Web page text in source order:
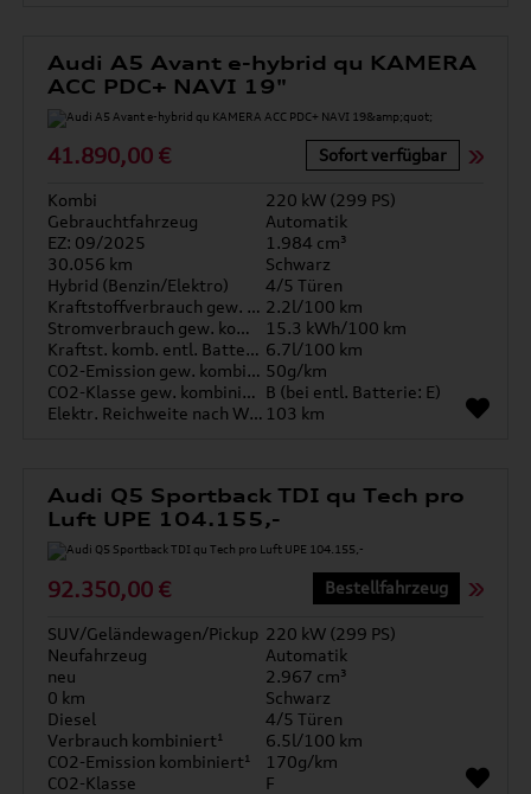
Audi A5 Avant e-hybrid qu KAMERA
ACC PDC+ NAVI 19"
41.890,00 € Sofort verfügbar
Kombi
220 kW (299 PS)
Gebrauchtfahrzeug
Automatik
EZ: 09/2025
1.984 cm³
30.056 km
Schwarz
Hybrid (Benzin/Elektro)
4/5 Türen
Kraftstoffverbrauch gew. kombiniert 2.2l/100 km
Stromverbrauch gew. kombiniert
15.3 kWh/100 km
Kraftst. komb. entl. Batterie 6.7l/100 km
CO2-Emission gew. kombiniert 50g/km
CO2-Klasse gew. kombiniert B (bei entl. Batterie: E)
Elektr. Reichweite nach WLTP* 103 km
Audi Q5 Sportback TDI qu Tech pro
Luft UPE 104.155,-
92.350,00 € Bestellfahrzeug
SUV/Geländewagen/Pickup 220 kW (299 PS)
Neufahrzeug
Automatik
neu
2.967 cm³
0 km
Schwarz
Diesel
4/5 Türen
Verbrauch kombiniert¹
6.5l/100 km
CO2-Emission kombiniert¹
170g/km
CO2-Klasse
F